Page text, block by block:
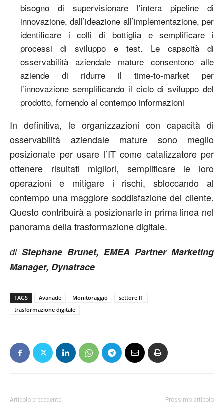
bisogno di supervisionare l’intera pipeline di
innovazione, dall’ideazione all’implementazione, per
identificare i colli di bottiglia e semplificare i
processi di sviluppo e test. Le capacità di
osservabilità aziendale mature consentono alle
aziende di ridurre il time-to-market per
l’innovazione semplificando il ciclo di sviluppo del
prodotto, fornendo al contempo informazioni
In definitiva, le organizzazioni con capacità di
osservabilità aziendale mature sono meglio
posizionate per usare l’IT come catalizzatore per
ottenere risultati migliori, semplificare le loro
operazioni e mitigare i rischi, sbloccando al
contempo una maggiore soddisfazione del cliente.
Questo contribuirà a posizionarle in prima linea nel
panorama della trasformazione digitale.
di Stephane Brunet, EMEA Partner Marketing
Manager, Dynatrace
TAGS Avanade Monitoraggio
settore IT
trasformazione digitale
Articolo precedente Prossimo articolo